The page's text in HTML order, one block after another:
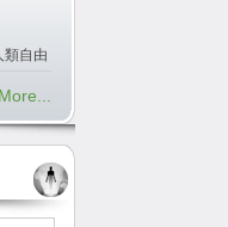
類自由
More...